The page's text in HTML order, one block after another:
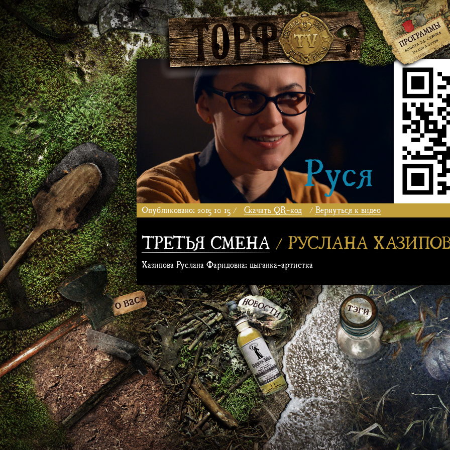
Опубликовано: 2015 10 15 / Скачать QR-код / Вернуться к видео
ТРЕТЬЯ СМЕНА / РУСЛАНА
Хазипова Руслана Фаридовна: цыганка-артистка